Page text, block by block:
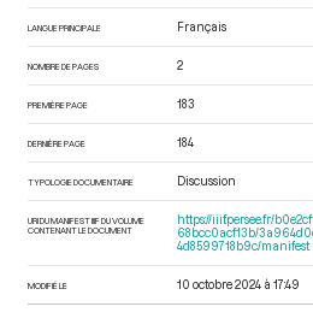
LANGUE PRINCIPALE Français
NOMBRE DE PAGES 2
PREMIÈRE PAGE 183
DERNIÈRE PAGE 184
TYPOLOGIE DOCUMENTAIRE Discussion
URI DU MANIFEST IIIF DU VOLUME
CONTENANT LE DOCUMENT
https://iiif.persee.fr/
68bcc0acf13b/
4d8599718b9c/manifest
MODIFIÉ LE 10 octobre 2024 à 17:49